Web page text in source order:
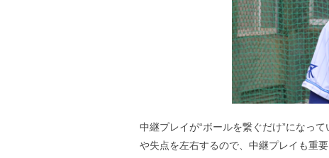
中継プレイが“ボールを繋ぐだけ”になっ
や失点を左右するので、中継プレイも重要